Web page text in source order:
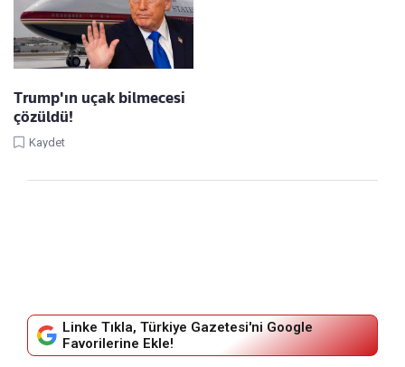
Trump'ın uçak bilmecesi
çözüldü!
Kaydet
Linke Tıkla, Türkiye Gazetesi'ni Google
Favorilerine Ekle!